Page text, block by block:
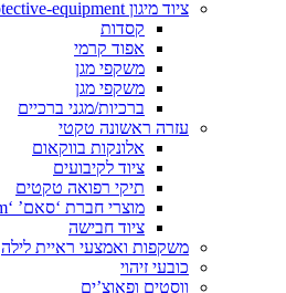
ציוד מיגון protective-equipment
קסדות
אפוד קרמי
משקפי מגן
משקפי מגן
ברכיות/מגני ברכיים
עזרה ראשונה טקטי
אלונקות בווקאום
ציוד לקיבועים
תיקי רפואה טקטים
מוצרי חברת ‘סאם’ ‘sam’
ציוד חבישה
משקפות ואמצעי ראיית לילה
כובעי זיהוי
ווסטים ופאוצ’ים